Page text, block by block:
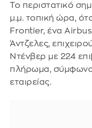
Το περιστατικό
μ.μ. τοπική ώρα,
Frontier, ένα
Άντζελες,
Ντένβερ με 224
πλήρωμα,
εταιρείας.